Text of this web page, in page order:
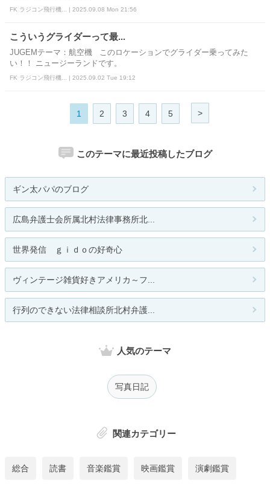
FK ラジコン飛行機... | 2025.09.08 Mon 21:56
こういうグライダーって最...
JUGEMテーマ：航空機 このロケーションでグライダー乗ってみた
い！！ ニュージーランドです。
FK ラジコン飛行機... | 2025.09.02 Tue 19:12
1 2 3 4 5 >
このテーマに最近投稿したブログ
ギン太パパのブログ
広島弁護士会所属北村法律事務所北...
世界発信 ｇｉｄｏの好奇心
ヴィンテージ雑貨好きアメリカ～フ...
行列のできない法律相談所北村弁護...
人気のテーマ
写真日記
関連カテゴリー
総合 読書 音楽鑑賞 映画鑑賞 演劇鑑賞